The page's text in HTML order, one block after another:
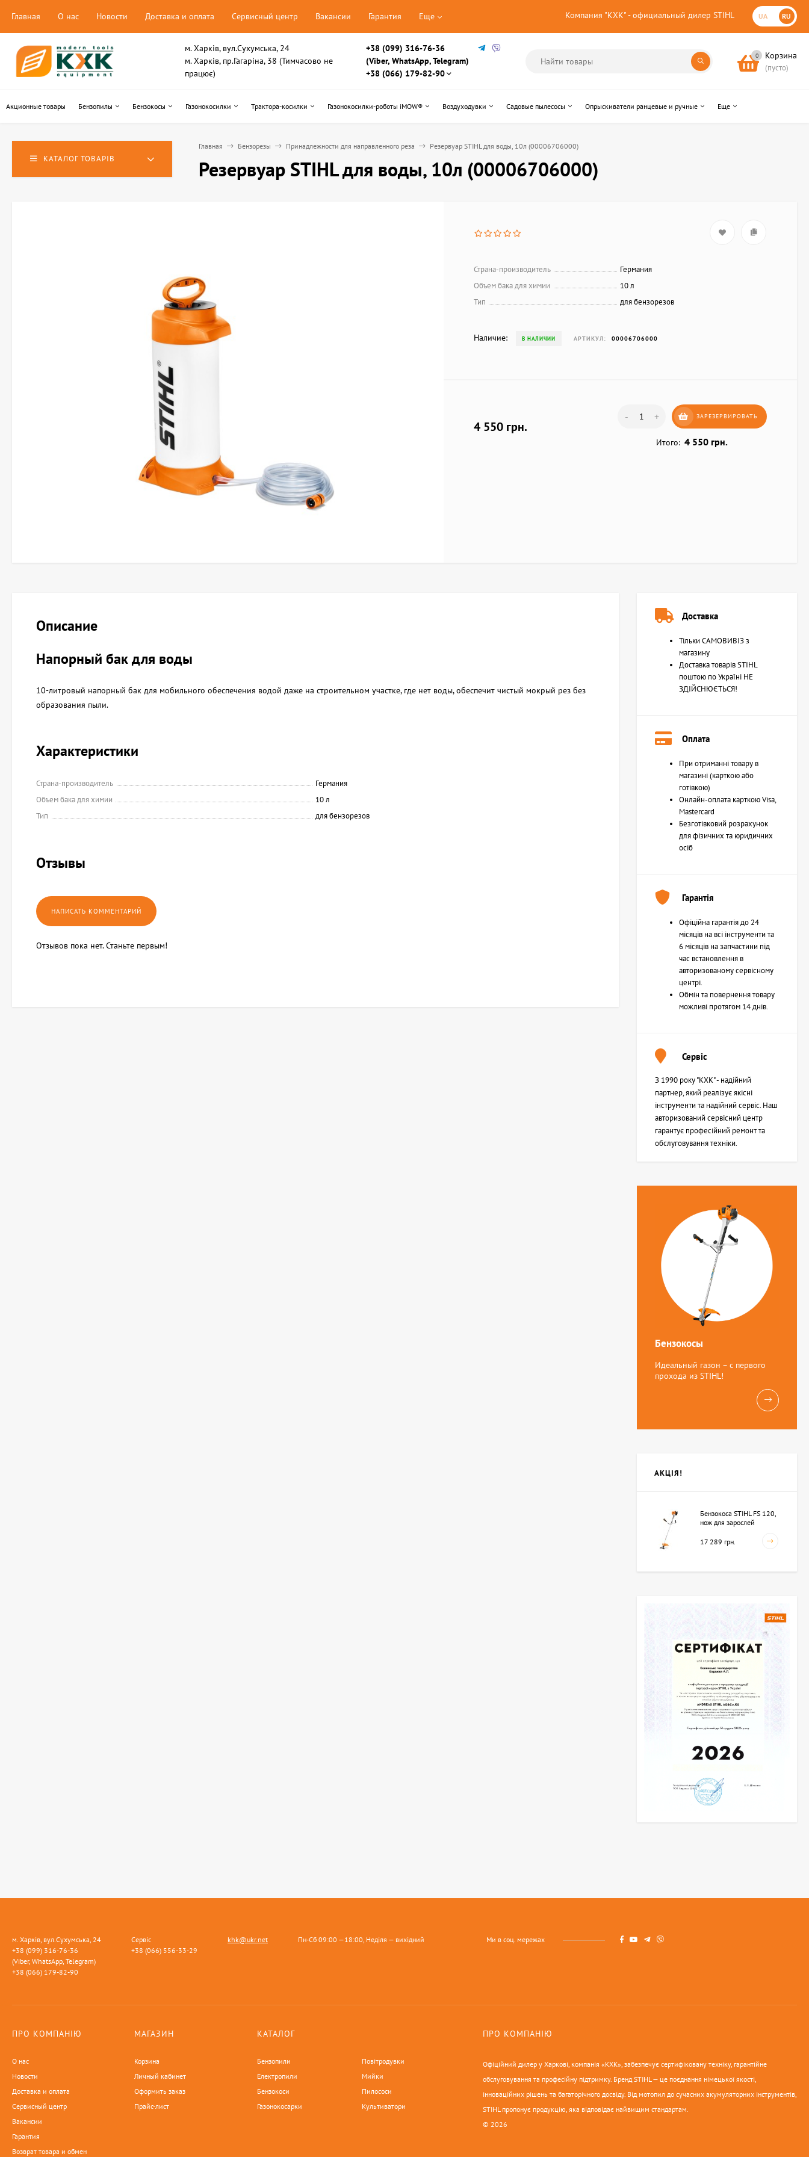
Компания "КХК" - официальный дилер STIHL UA RU
Главная О нас Новости Доставка и оплата Сервисный центр Вакансии Гарантия Еще
м. Харків, вул.Сухумська, 24
м. Харків, пр.Гагаріна, 38 (Тимчасово не
працює)
+38 (099) 316-76-36
(Viber, WhatsApp, Telegram)
+38 (066) 179-82-90
0 Корзина
(пусто)
Акционные товары Бензопилы Бензокосы Газонокосилки Трактора-косилки Газонокосилки-роботы iMOW® Воздуходувки Садовые пылесосы Опрыскиватели ранцевые и ручные Еще
КАТАЛОГ ТОВАРІВ
Главная Бензорезы Принадлежности для направленного реза Резервуар STIHL для воды, 10л (00006706000)
Резервуар STIHL для воды, 10л (00006706000)
Страна-производитель
Германия
Объем бака для химии
10 л
Тип
для бензорезов
Наличие: В НАЛИЧИИ АРТИКУЛ: 00006706000
4 550 грн.
- + ЗАРЕЗЕРВИРОВАТЬ
Итого: 4 550 грн.
Описание
Напорный бак для воды
10-литровый напорный бак для мобильного обеспечения водой даже на строительном участке, где нет воды, обеспечит чистый мокрый рез без
образования пыли.
Характеристики
Страна-производитель
Германия
Объем бака для химии
10 л
Тип
для бензорезов
Отзывы
Отзывов пока нет. Станьте первым!
Доставка
Тільки САМОВИВІЗ з
магазину
Доставка товарів STIHL
поштою по Україні НЕ
ЗДІЙСНЮЄТЬСЯ!
Оплата
При отриманні товару в
магазині (карткою або
готівкою)
Онлайн-оплата карткою Visa,
Mastercard
Безготівковий розрахунок
для фізичних та юридичних
осіб
Гарантія
Офіційна гарантія до 24
місяців на всі інструменти та
6 місяців на запчастини під
час встановлення в
авторизованому сервісному
центрі.
Обмін та повернення товару
можливі протягом 14 днів.
Сервіс
З 1990 року "КХК" - надійний
партнер, який реалізує якісні
інструменти та надійний сервіс. Наш
авторизований сервісний центр
гарантує професійний ремонт та
обслуговування техніки.
Бензокосы
Идеальный газон – с первого
прохода из STIHL!
АКЦІЯ!
Бензокоса STIHL FS 120,
нож для зарослей
17 289 грн.
м. Харків, вул.Сухумська, 24
+38 (099) 316-76-36
(Viber, WhatsApp, Telegram)
+38 (066) 179-82-90
Сервіс
+38 (066) 556-33-29
khk@ukr.net Пн-Сб 09:00 —18:00, Неділя — вихідний Ми в соц. мережах
ПРО КОМПАНІЮ
О нас
Новости
Доставка и оплата
Сервисный центр
Вакансии
Гарантия
Возврат товара и обмен
МАГАЗИН
Корзина
Личный кабинет
Оформить заказ
Прайс-лист
КАТАЛОГ
Бензопили
Електропили
Бензокоси
Газонокосарки
Повітродувки
Мийки
Пилососи
Культиватори
ПРО КОМПАНІЮ
Офіційний дилер у Харкові, компанія «КХК», забезпечує сертифіковану техніку, гарантійне
обслуговування та професійну підтримку. Бренд STIHL — це поєднання німецької якості,
інноваційних рішень та багаторічного досвіду. Від мотопил до сучасних акумуляторних інструментів,
STIHL пропонує продукцію, яка відповідає найвищим стандартам.
© 2026